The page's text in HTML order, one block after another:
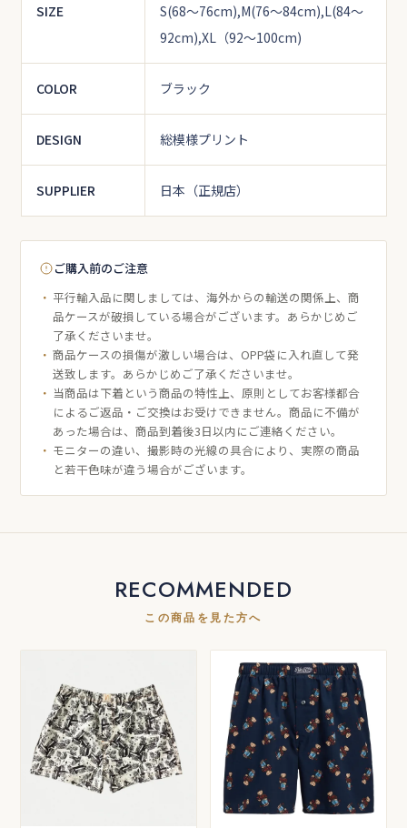
SIZE
S(68～76cm),M(76～84cm),L(84～
92cm),XL（92～100cm)
COLOR ブラック
DESIGN 総模様プリント
SUPPLIER 日本（正規店）
ご購入前のご注意
平行輸入品に関しましては、海外からの輸送の関係上、商
品ケースが破損している場合がございます。あらかじめご
了承くださいませ。
商品ケースの損傷が激しい場合は、OPP袋に入れ直して発
送致します。あらかじめご了承くださいませ。
当商品は下着という商品の特性上、原則としてお客様都合
によるご返品・ご交換はお受けできません。商品に不備が
あった場合は、商品到着後3日以内にご連絡ください。
モニターの違い、撮影時の光線の具合により、実際の商品
と若干色味が違う場合がございます。
RECOMMENDED
この商品を見た方へ